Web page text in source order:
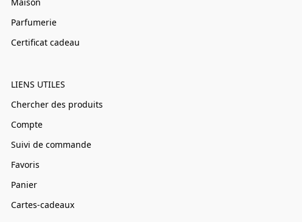
Parfumerie
Certificat cadeau
LIENS UTILES
Chercher des produits
Compte
Suivi de commande
Favoris
Panier
Cartes-cadeaux